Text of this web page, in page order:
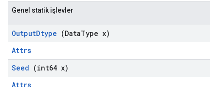
Genel statik işlevler
OutputDtype (DataType x)
Attrs
Seed (int64 x)
Attrs